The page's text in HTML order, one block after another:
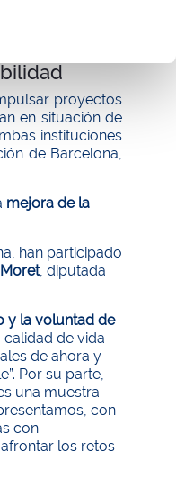
proyectos
en situación de
instituciones
de Barcelona,
mejora de la
han participado
, diputada
y la voluntad de
de vida
de ahora y
Por su parte,
una muestra
con
con
los retos